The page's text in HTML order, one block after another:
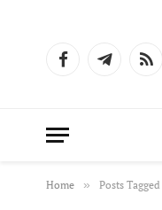
FacebookTelegramRSS
Home » Posts